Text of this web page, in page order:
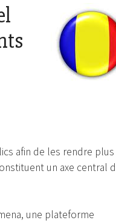
afin de les rendre plus
un axe central
une plateforme